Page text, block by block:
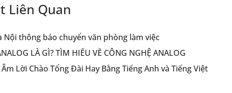
Liên Quan
Nội thông báo chuyển văn phòng làm việc
LÀ GÌ? TÌM HIỂU VỀ CÔNG NGHỆ ANALOG
Lời Chào Tổng Đài Hay Bằng Tiếng Anh và Tiếng Việt